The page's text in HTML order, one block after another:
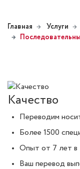
Главная Услуги
Качество
Переводим
Более 1500
Опыт от 7 лет в
Ваш перевод